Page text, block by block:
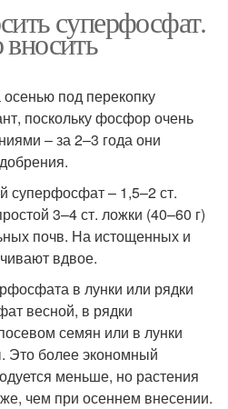
суперфосфат.
вносить
под перекопку
поскольку фосфор очень
– за 2–3 года они
суперфосфат – 1,5–2 ст.
3–4 ст. ложки (40–60 г)
почв. На истощенных и
вдвое.
в лунки или рядки
весной, в рядки
семян или в лунки
Это более экономный
меньше, но растения
чем при осеннем внесении.